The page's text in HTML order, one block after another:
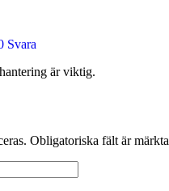
Svara
är viktig.
Obligatoriska fält är märkta